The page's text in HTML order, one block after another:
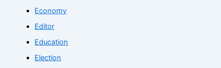
Economy
Editor
Education
Election